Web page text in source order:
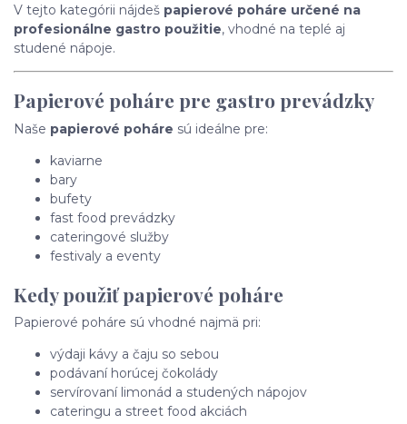
V tejto kategórii nájdeš papierové poháre určené na
profesionálne gastro použitie, vhodné na teplé aj
studené nápoje.
Papierové poháre pre gastro prevádzky
Naše papierové poháre sú ideálne pre:
kaviarne
bary
bufety
fast food prevádzky
cateringové služby
festivaly a eventy
Kedy použiť papierové poháre
Papierové poháre sú vhodné najmä pri:
výdaji kávy a čaju so sebou
podávaní horúcej čokolády
servírovaní limonád a studených nápojov
cateringu a street food akciách